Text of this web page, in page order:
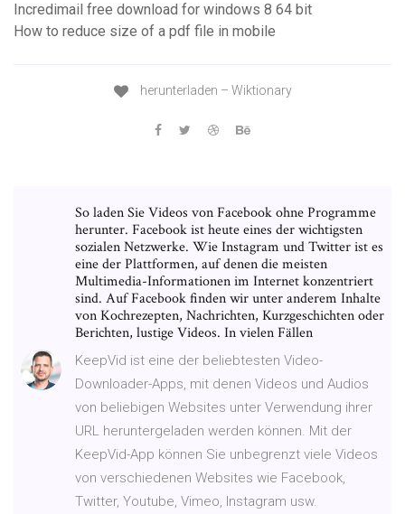
Incredimail free download for windows 8 64 bit
How to reduce size of a pdf file in mobile
herunterladen – Wiktionary
So laden Sie Videos von Facebook ohne Programme
herunter. Facebook ist heute eines der wichtigsten
sozialen Netzwerke. Wie Instagram und Twitter ist es
eine der Plattformen, auf denen die meisten
Multimedia-Informationen im Internet konzentriert
sind. Auf Facebook finden wir unter anderem Inhalte
von Kochrezepten, Nachrichten, Kurzgeschichten oder
Berichten, lustige Videos. In vielen Fällen
KeepVid ist eine der beliebtesten Video-
Downloader-Apps, mit denen Videos und Audios
von beliebigen Websites unter Verwendung ihrer
URL heruntergeladen werden können. Mit der
KeepVid-App können Sie unbegrenzt viele Videos
von verschiedenen Websites wie Facebook,
Twitter, Youtube, Vimeo, Instagram usw.